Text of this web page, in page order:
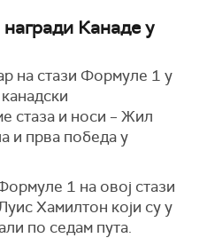
Канаде у
на стази Формуле 1 у
стаза и носи – Жил
и прва победа у
1 на овој стази
Хамилтон који су у
по седам пута.